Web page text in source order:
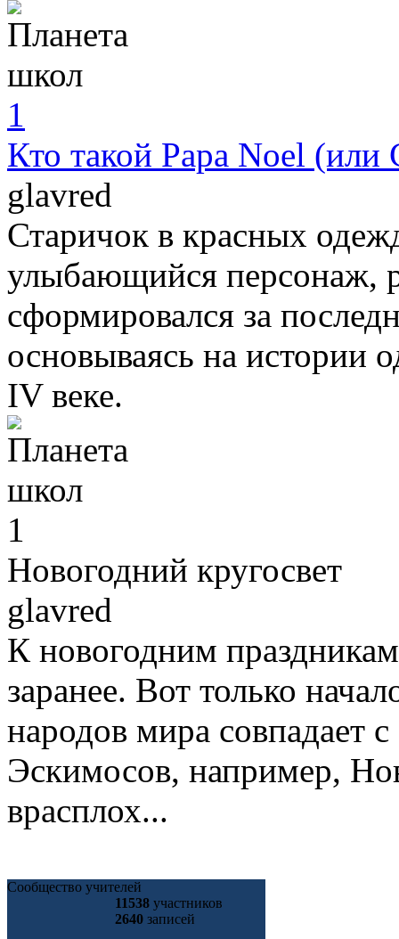
1
Кто такой Papa Noel (или
glavred
Старичок в красных
улыбающийся персонаж,
сформировался за
основываясь на истории
IV веке.
1
Новогодний кругосвет
glavred
К новогодним
заранее. Вот только
народов мира совпадает
Эскимосов, например,
врасплох...
Сообщество учителей
11538 участников
2640 записей